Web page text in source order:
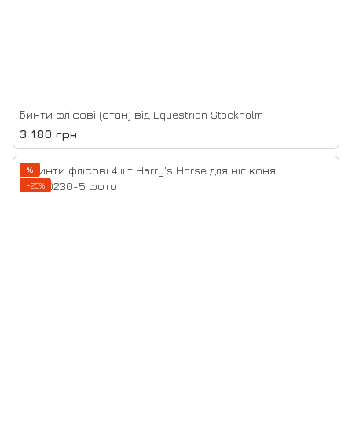
Бинти флісові (стан) від Equestrian Stockholm
3 180 грн
%
−25%